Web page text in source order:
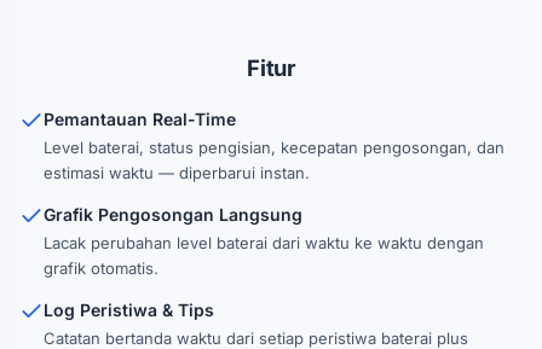
Fitur
Pemantauan Real-Time
Level baterai, status pengisian, kecepatan pengosongan, dan
estimasi waktu — diperbarui instan.
Grafik Pengosongan Langsung
Lacak perubahan level baterai dari waktu ke waktu dengan
grafik otomatis.
Log Peristiwa & Tips
Catatan bertanda waktu dari setiap peristiwa baterai plus